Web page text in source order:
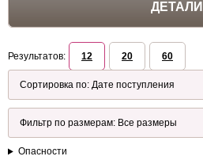
ДЕТАЛИ
Результатов: 12 20 60
Опасности